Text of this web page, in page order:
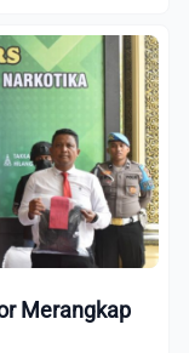
Merangkap